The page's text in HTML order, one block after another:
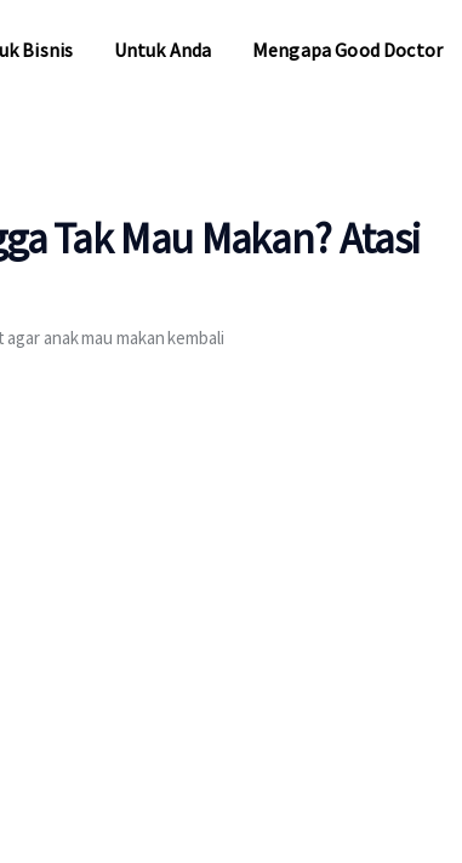
Bisnis Untuk Anda Mengapa Good Doctor
Tak Mau Makan? Atasi
anak mau makan kembali